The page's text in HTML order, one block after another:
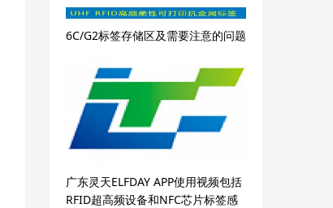
6C/G2标签存储区及需要注意的问题
广东灵天ELFDAY APP使用视频包括
RFID超高频设备和NFC芯片标签感